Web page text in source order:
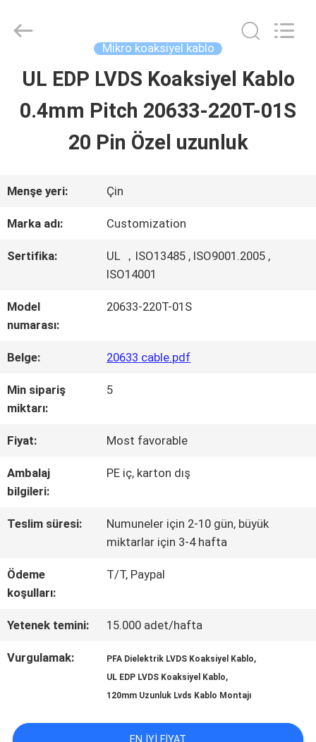
EVDE
VIDEOLAR
HAKKIMIZDA
FABRIKA
TURU
KALITE
KONTROLÜ
BIZIMLE
İLETIŞIM
HABERLER
DAVALAR
Media
Reserved.
Mikro koaksiyel kablo
UL EDP LVDS Koaksiyel Kablo
0.4mm Pitch 20633-220T-01S
20 Pin Özel uzunluk
Menşe yeri: Çin
Marka adı: Customization
Sertifika:
UL ，ISO13485 , ISO9001.2005 ,
ISO14001
Model
numarası:
20633-220T-01S
Belge: 20633 cable.pdf
Min sipariş
miktarı:
5
Fiyat: Most favorable
Ambalaj
bilgileri:
PE iç, karton dış
Teslim süresi:
Numuneler için 2-10 gün, büyük
miktarlar için 3-4 hafta
Ödeme
koşulları:
T/T, Paypal
Yetenek temini: 15.000 adet/hafta
Vurgulamak: PFA Dielektrik LVDS Koaksiyel Kablo,
UL EDP LVDS Koaksiyel Kablo,
120mm Uzunluk Lvds Kablo Montajı
EN IYI FIYAT